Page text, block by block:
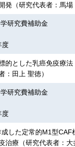
発（研究代表者：馬場
研究費補助金
度
的とした乳癌免疫療
：田上 聖徳）
研究費補助金
度
した定常的M1型CAF
治療（研究代表者：大